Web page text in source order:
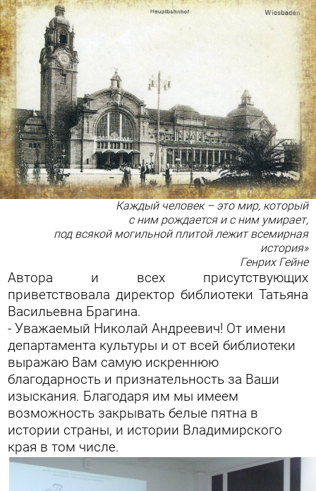
Каждый человек – это мир, который
с ним рождается и с ним умирает,
под всякой могильной плитой лежит всемирная
история»
Генрих Гейне
Автора и всех присутствующих
приветствовала директор библиотеки Татьяна
Васильевна Брагина.
- Уважаемый Николай Андреевич! От имени
департамента культуры и от всей библиотеки
выражаю Вам самую искреннюю
благодарность и признательность за Ваши
изыскания. Благодаря им мы имеем
возможность закрывать белые пятна в
истории страны, и истории Владимирского
края в том числе.